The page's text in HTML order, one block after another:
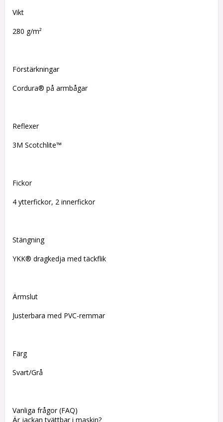
Vikt
280 g/m²
Förstärkningar
Cordura® på armbågar
Reflexer
3M Scotchlite™
Fickor
4 ytterfickor, 2 innerfickor
Stängning
YKK® dragkedja med täckflik
Ärmslut
Justerbara med PVC-remmar
Färg
Svart/Grå
Vanliga frågor (FAQ)
Är jackan tvättbar i maskin?